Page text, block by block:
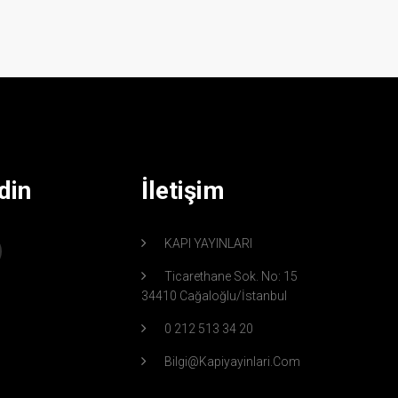
İletişim
KAPI YAYINLARI
Ticarethane Sok. No: 15
34410 Cağaloğlu/İstanbul
0 212 513 34 20
Bilgi@kapiyayinlari.com